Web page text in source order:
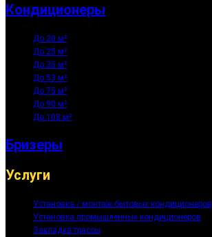
Кондиционеры
До 20 м²
До 25 м²
До 35 м²
До 53 м²
До 75 м²
До 90 м²
До 108 м²
Бризеры
Услуги
Установка / монтаж бытовых кондиционеров
Установка промышленных кондиционеров
Закладка трассы